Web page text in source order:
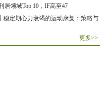
居领域Top 10，IF高至47
稳定期心力衰竭的运动康复：策略与
更多>>